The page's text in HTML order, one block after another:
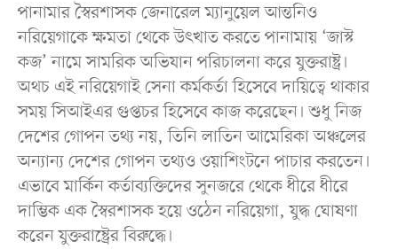
পানামার স্বৈরশাসক জেনারেল ম্যানুয়েল আন্তনিও
নরিয়েগাকে ক্ষমতা থেকে উৎখাত করতে পানামায় ‘জাস্ট
কজ’ নামে সামরিক অভিযান পরিচালনা করে যুক্তরাষ্ট্র।
অথচ এই নরিয়েগাই সেনা কর্মকর্তা হিসেবে দায়িত্বে থাকার
সময় সিআইএর গুপ্তচর হিসেবে কাজ করেছেন। শুধু নিজ
দেশের গোপন তথ্য নয়, তিনি লাতিন আমেরিকা অঞ্চলের
অন্যান্য দেশের গোপন তথ্যও ওয়াশিংটনে পাচার করতেন।
এভাবে মার্কিন কর্তাব্যক্তিদের সুনজরে থেকে ধীরে ধীরে
দাম্ভিক এক স্বৈরশাসক হয়ে ওঠেন নরিয়েগা, যুদ্ধ ঘোষণা
করেন যুক্তরাষ্ট্রের বিরুদ্ধে।